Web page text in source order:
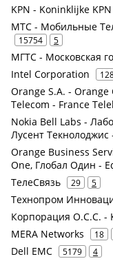
KPN - Koninklijke
МТС - Мобильные
15754 5
МГТС - Московская
Intel Corporation
Orange S.A. -
Telecom - France
Nokia Bell Labs -
Лусент
Orange Business
One, Глобал Один -
ТелеСвязь 29 5
Технопром
Корпорация О.С.С. -
MERA Networks 18
Dell EMC 5179 4